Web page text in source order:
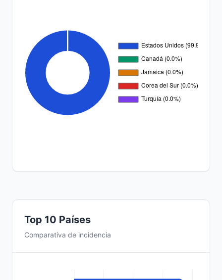
Top 10 Países
Comparativa de incidencia